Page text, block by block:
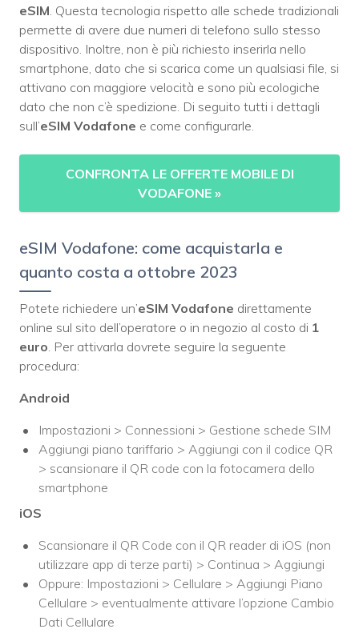
eSIM . Questa tecnologia rispetto alle schede tradizionali
permette di avere due numeri di telefono sullo stesso
dispositivo. Inoltre, non è più richiesto inserirla nello
smartphone, dato che si scarica come un qualsiasi file, si
attivano con maggiore velocità e sono più ecologiche
dato che non c’è spedizione. Di seguito tutti i dettagli
sull’eSIM Vodafone e come configurarle.
CONFRONTA LE OFFERTE MOBILE DI
VODAFONE »
eSIM Vodafone: come acquistarla e
quanto costa a ottobre 2023
Potete richiedere un’eSIM Vodafone direttamente
online sul sito dell’operatore o in negozio al costo di 1
euro . Per attivarla dovrete seguire la seguente
procedura:
Android
Impostazioni > Connessioni > Gestione schede SIM
Aggiungi piano tariffario > Aggiungi con il codice QR
> scansionare il QR code con la fotocamera dello
smartphone
iOS
Scansionare il QR Code con il QR reader di iOS (non
utilizzare app di terze parti) > Continua > Aggiungi
Oppure: Impostazioni > Cellulare > Aggiungi Piano
Cellulare > eventualmente attivare l’opzione Cambio
Dati Cellulare